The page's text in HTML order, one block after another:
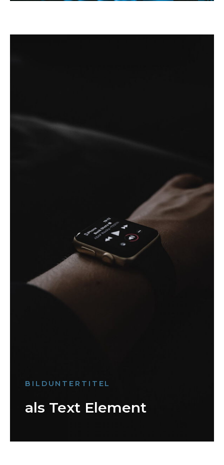
BILDUNTERTITEL
als Text Element